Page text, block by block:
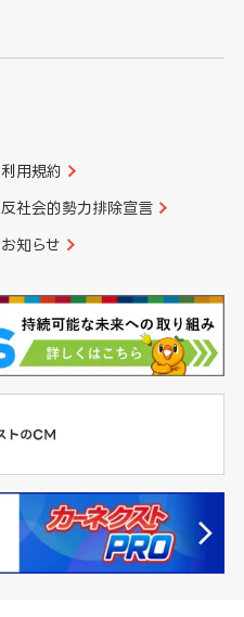
利用規約
反社会的勢力排除宣言
お知らせ